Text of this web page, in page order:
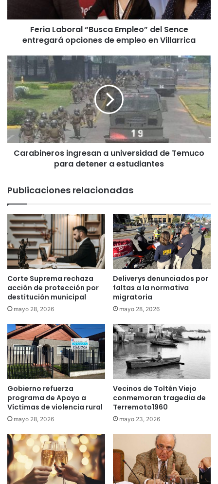
o
“
B
u
s
c
a
E
m
p
d
e
l
S
e
n
c
e
t
r
g
a
r
á
o
p
c
i
o
n
s
d
e
e
m
Feria Laboral “Busca Empleo” del Sence
entregará opciones de empleo en Villarrica
C
a
a
b
i
n
e
r
g
r
e
s
a
n
a
u
n
i
v
e
s
i
d
a
d
d
e
T
e
m
c
o
a
r
Carabineros ingresan a universidad de Temuco
para detener a estudiantes
Publicaciones relacionadas
Corte Suprema rechaza
acción de protección por
destitución municipal
mayo 28, 2026
Deliverys denunciados por
faltas a la normativa
migratoria
mayo 28, 2026
Gobierno refuerza
programa de Apoyo a
Víctimas de violencia rural
mayo 28, 2026
Vecinos de Toltén Viejo
conmemoran tragedia de
Terremoto1960
mayo 23, 2026